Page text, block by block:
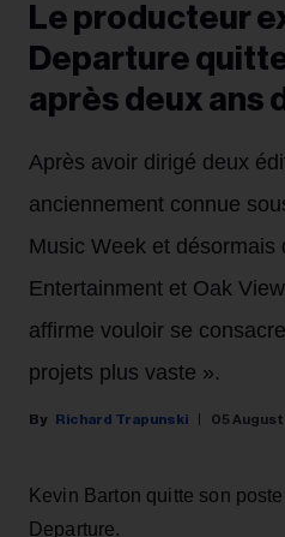
Le producteur
Departure
après deux ans
Après avoir dirigé deux
anciennement connue
Music Week et désormais
Entertainment et Oak
affirme vouloir se
projets plus vaste ».
Richard Trapunski 05 August
Kevin Barton quitte son
Departure.